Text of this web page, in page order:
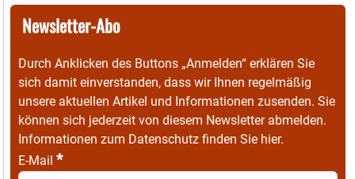
Newsletter-Abo
Durch Anklicken des Buttons „Anmelden“ erklären Sie
sich damit einverstanden, dass wir Ihnen regelmäßig
unsere aktuellen Artikel und Informationen zusenden. Sie
können sich jederzeit von diesem Newsletter abmelden.
Informationen zum Datenschutz finden Sie hier.
E-Mail *